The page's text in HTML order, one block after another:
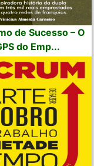
de Sucesso – O
do Emp...